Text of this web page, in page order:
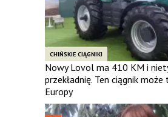
CHIŃSKIE CIĄGNIKI
Nowy Lovol ma 410 KM i
przekładnię. Ten ciągnik
Europy